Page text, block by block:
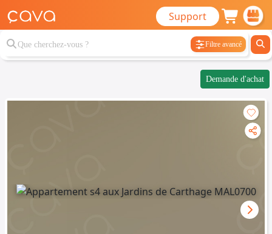
Support
Filtre avancé
Demande d'achat